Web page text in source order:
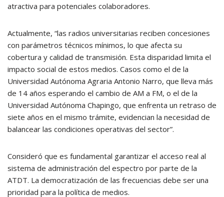
atractiva para potenciales colaboradores.
Actualmente, “las radios universitarias reciben concesiones
con parámetros técnicos mínimos, lo que afecta su
cobertura y calidad de transmisión. Esta disparidad limita el
impacto social de estos medios. Casos como el de la
Universidad Autónoma Agraria Antonio Narro, que lleva más
de 14 años esperando el cambio de AM a FM, o el de la
Universidad Autónoma Chapingo, que enfrenta un retraso de
siete años en el mismo trámite, evidencian la necesidad de
balancear las condiciones operativas del sector”.
Consideró que es fundamental garantizar el acceso real al
sistema de administración del espectro por parte de la
ATDT. La democratización de las frecuencias debe ser una
prioridad para la política de medios.